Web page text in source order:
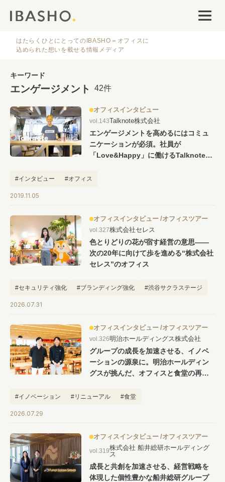
ファシリティナレッジ
IBASHOについて
人気のタグ
#働き方 #特集 #レイアウト #オフィス移転 #その他
#キャリア #ノウハウ #内装 #おしゃれオフィス
#こだわりオフィス #コスト #コミュニケーション
#フリーアドレス #ブランディング
はたらくひとにとってのIBASHO＝オフィスに
込められた想いを載せる情報メディア
キーワード
エンゲージメント 42件
オフィスインタビュー
vol.143Talknote株式会社
エンゲージメントを高めるにはコミュ
ニケーションが必須。社員が
「Love&Happy」に働けるTalknoteの
#インタビュー #オフィス
2019.11.05
オフィスインタビュー オフィスツアー
vol.327株式会社セレス
色とりどりの花が宿す経営の意思――
次の20年に向けて歩を進める“株式会社
セレス”のオフィス
#セキュリティ強化 #ブランディング強化 #渋谷サクラステージ
2026.07.31
オフィスインタビュー オフィスツアー
vol.326明治ホールディングス株式会社
グループの成長を加速させる、イノベ
ーションの源泉に。明治ホールディン
グスが挑んだ、オフィスと食堂の再定
#イノベーション #リニューアル #食堂
2026.07.29
オフィスインタビュー オフィスツアー
vol.319株式会社 船井総研ホールディング
ス
成長と共創を加速させる、経営戦略を
体現した個性豊かな船井総研グループ